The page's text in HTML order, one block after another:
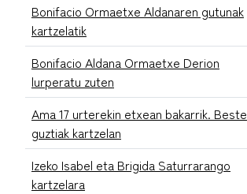
Bonifacio Ormaetxe Aldanaren gutunak
kartzelatik
Bonifacio Aldana Ormaetxe Derion
lurperatu zuten
Ama 17 urterekin etxean bakarrik. Beste
guztiak kartzelan
Izeko Isabel eta Brigida Saturrarango
kartzelara